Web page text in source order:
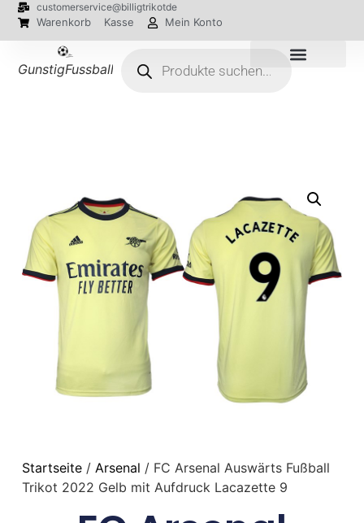
customerservice@billigtrikotde
Warenkorb Kasse Mein Konto
GunstigFussballTrikot
Startseite/ Arsenal / FC Arsenal Auswärts Fußball
Trikot 2022 Gelb mit Aufdruck Lacazette 9